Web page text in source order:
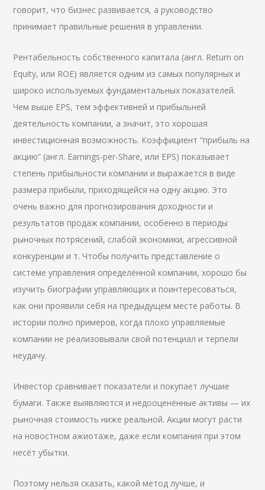
говорит, что бизнес развивается, а руководство
принимает правильные решения в управлении.
Рентабельность собственного капитала (англ. Return on
Equity, или ROE) является одним из самых популярных и
широко используемых фундаментальных показателей.
Чем выше EPS, тем эффективней и прибыльней
деятельность компании, а значит, это хорошая
инвестиционная возможность. Коэффициент “прибыль на
акцию” (англ. Earnings-per-Share, или EPS) показывает
степень прибыльности компании и выражается в виде
размера прибыли, приходящейся на одну акцию. Это
очень важно для прогнозирования доходности и
результатов продаж компании, особенно в периоды
рыночных потрясений, слабой экономики, агрессивной
конкуренции и т. Чтобы получить представление о
системе управления определённой компании, хорошо бы
изучить биографии управляющих и поинтересоваться,
как они проявили себя на предыдущем месте работы. В
истории полно примеров, когда плохо управляемые
компании не реализовывали свой потенциал и терпели
неудачу.
Инвестор сравнивает показатели и покупает лучшие
бумаги. Также выявляются и недооценённые активы — их
рыночная стоимость ниже реальной. Акции могут расти
на новостном ажиотаже, даже если компания при этом
несёт убытки.
Поэтому нельзя сказать, какой метод лучше, и